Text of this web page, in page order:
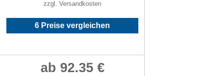
zzgl. Versandkosten
6 Preise vergleichen
ab 92.35 €